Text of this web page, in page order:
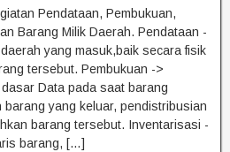
Pendataan, Pembukuan,
Barang Milik Daerah. Pendataan -
yang masuk,baik secara fisik
tersebut. Pembukuan ->
Data pada saat barang
barang yang keluar, pendistribusian
barang tersebut. Inventarisasi -
barang, […]